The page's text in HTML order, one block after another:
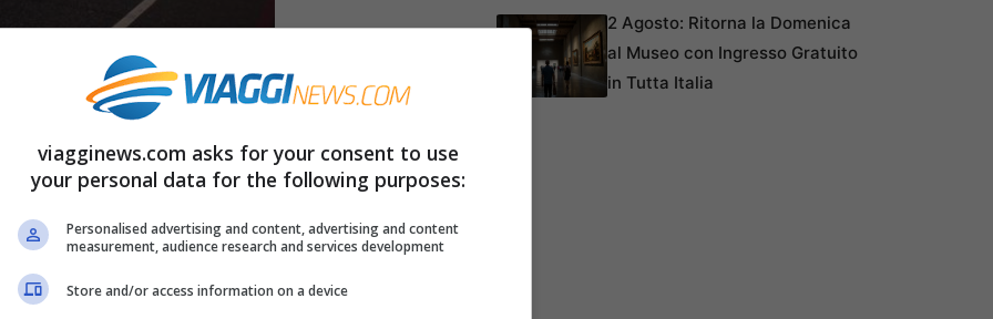
primavera è servita!C’è sempre un buon
che la capitale britannica è al primo posto
Secret Hoteldi lastminute.com!
per chi la sceglie per il weekend di
e vedere senza spendere un capitale.
2 Agosto: Ritorna la Domenica
al Museo con Ingresso Gratuito
in Tutta Italia
viagginews.com asks for your consent to use
your personal data for the following purposes:
Personalised advertising and content, advertising and content
measurement, audience research and services development
Store and/or access information on a device